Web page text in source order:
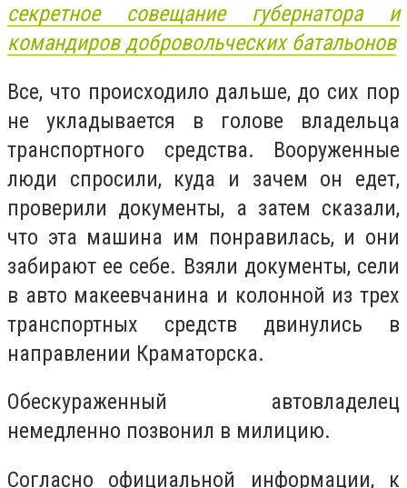
секретное совещание губернатора и
командиров добровольческих батальонов
Все, что происходило дальше, до сих пор
не укладывается в голове владельца
транспортного средства. Вооруженные
люди спросили, куда и зачем он едет,
проверили документы, а затем сказали,
что эта машина им понравилась, и они
забирают ее себе. Взяли документы, сели
в авто макеевчанина и колонной из трех
транспортных средств двинулись в
направлении Краматорска.
Обескураженный автовладелец
немедленно позвонил в милицию.
Согласно официальной информации, к